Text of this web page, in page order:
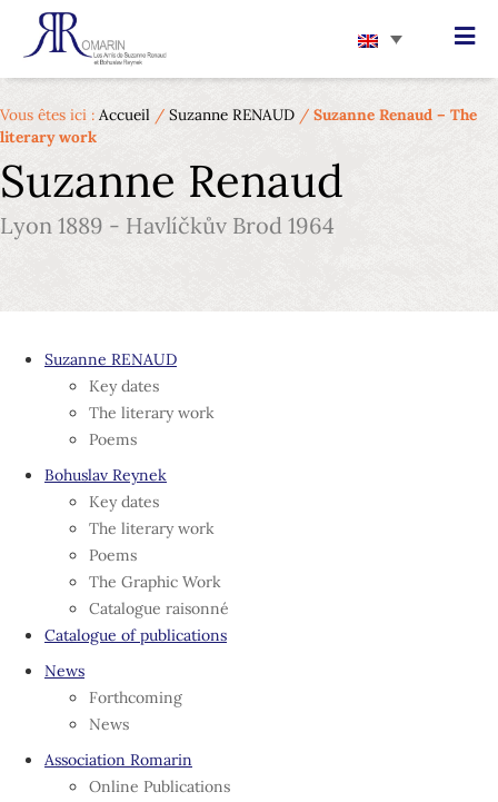
Vous êtes ici : Accueil / Suzanne RENAUD / Suzanne Renaud – The
literary work
Suzanne Renaud
Lyon 1889 - Havlíčkův Brod 1964
Suzanne RENAUD
Key dates
The literary work
Poems
Bohuslav Reynek
Key dates
The literary work
Poems
The Graphic Work
Catalogue raisonné
Catalogue of publications
News
Forthcoming
News
Association Romarin
Online Publications